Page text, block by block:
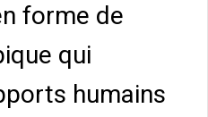
forme de
qui
humains